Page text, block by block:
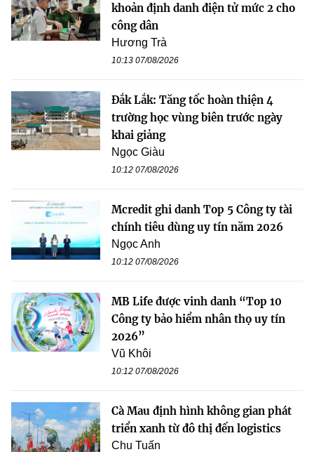
khoản định danh điện tử mức 2 cho
công dân
Hương Trà
10:13 07/08/2026
Đắk Lắk: Tăng tốc hoàn thiện 4
trường học vùng biên trước ngày
khai giảng
Ngọc Giàu
10:12 07/08/2026
Mcredit ghi danh Top 5 Công ty tài
chính tiêu dùng uy tín năm 2026
Ngọc Anh
10:12 07/08/2026
MB Life được vinh danh “Top 10
Công ty bảo hiểm nhân thọ uy tín
2026”
Vũ Khôi
10:12 07/08/2026
Cà Mau định hình không gian phát
triển xanh từ đô thị đến logistics
Chu Tuấn